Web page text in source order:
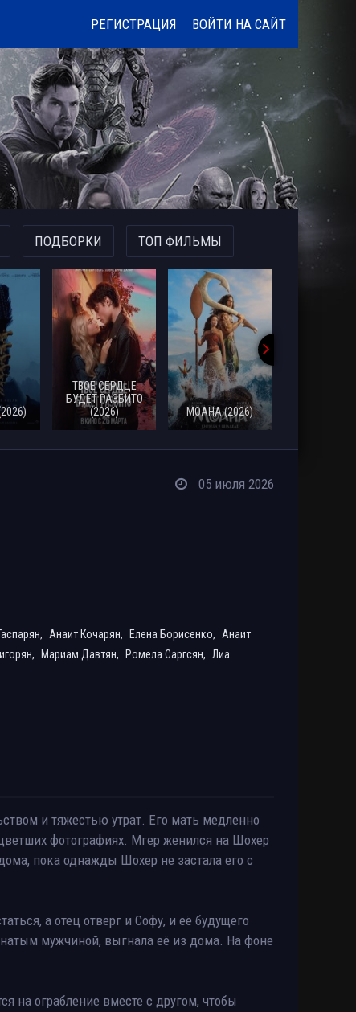
РЕГИСТРАЦИЯ ВОЙТИ НА САЙТ
ПОДБОРКИ ТОП ФИЛЬМЫ
ТВОЕ СЕРДЦЕ
БУДЕТ РАЗБИТО
(2026)
МОАНА (2026)
05 июля 2026
Анаит Кочарян, Елена Борисенко,
Анаит
Мариам Давтян, Ромела Саргсян, Лиа
и тяжестью утрат. Его мать медленно
фотографиях. Мгер женился на Шохер
пока однажды Шохер не застала его с
а отец отверг и Софу, и её будущего
мужчиной, выгнала её из дома. На фоне
на ограбление вместе с другом, чтобы